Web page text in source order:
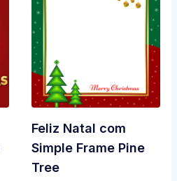
Feliz Natal com
Simple Frame Pine
Tree